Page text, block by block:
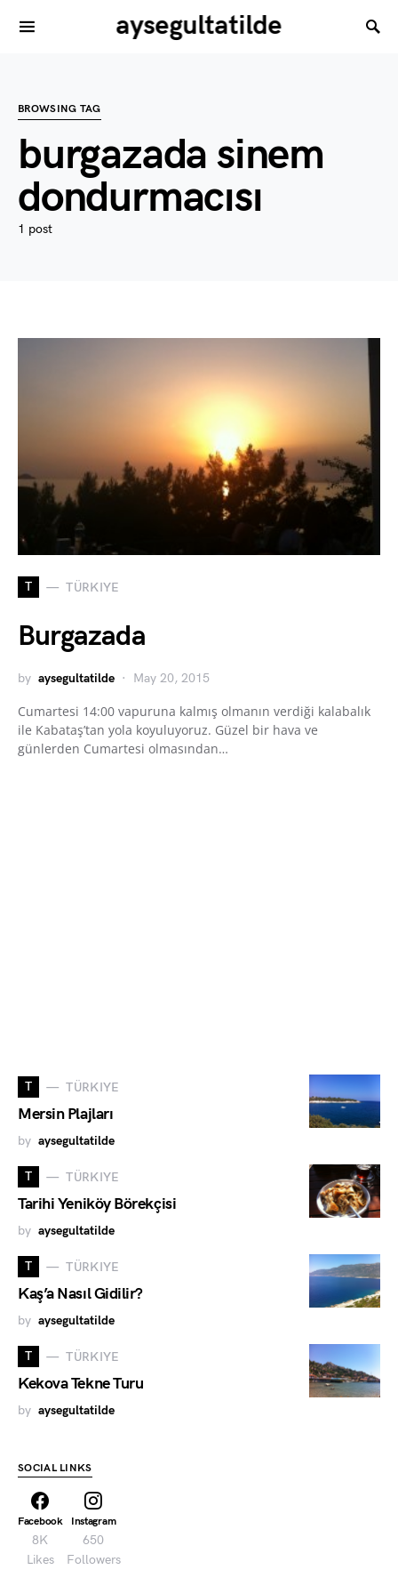
aysegultatilde
BROWSING TAG
burgazada sinem
dondurmacısı
1 post
T TÜRKIYE
Burgazada
by aysegultatilde May 20, 2015
Cumartesi 14:00 vapuruna kalmış olmanın verdiği kalabalık
ile Kabataş’tan yola koyuluyoruz. Güzel bir hava ve
günlerden Cumartesi olmasından…
T TÜRKIYE
Mersin Plajları
by aysegultatilde
T TÜRKIYE
Tarihi Yeniköy Börekçisi
by aysegultatilde
T TÜRKIYE
Kaş’a Nasıl Gidilir?
by aysegultatilde
T TÜRKIYE
Kekova Tekne Turu
by aysegultatilde
SOCIAL LINKS
Facebook
8K
Likes
Instagram
650
Followers